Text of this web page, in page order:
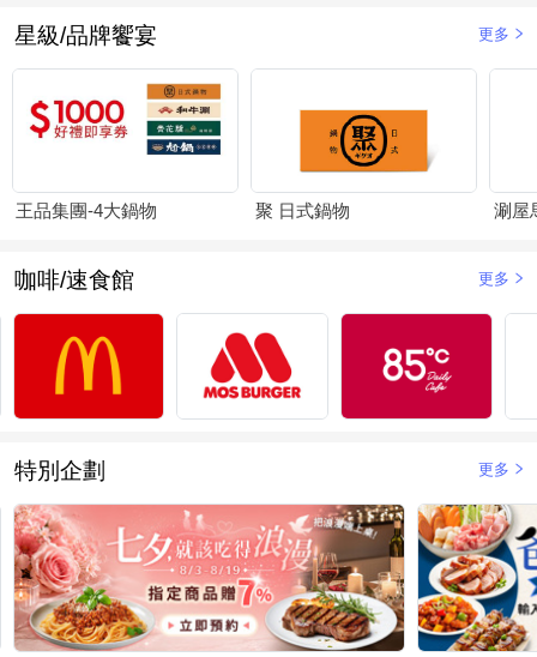
星級/品牌饗宴 更多
王品集團-4大鍋物 聚 日式鍋物 涮屋
咖啡/速食館 更多
特別企劃 更多